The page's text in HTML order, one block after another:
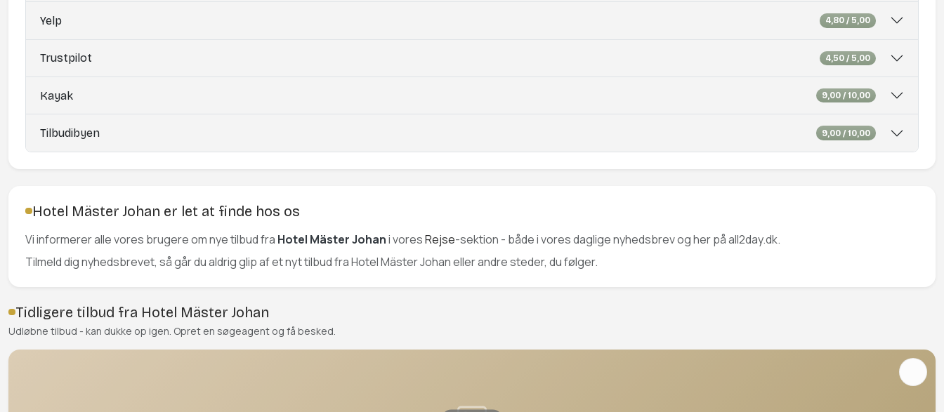
Yelp 4,80 / 5,00
Trustpilot 4,50 / 5,00
Kayak 9,00 / 10,00
Tilbudibyen 9,00 / 10,00
Hotel Mäster Johan er let at finde hos os
Vi informerer alle vores brugere om nye tilbud fra Hotel Mäster Johani voresRejse-sektion - både i vores daglige nyhedsbrev og her på all2day.dk.
Tilmeld dig nyhedsbrevet, så går du aldrig glip af et nyt tilbud fra Hotel Mäster Johan eller andre steder, du følger.
Tidligere tilbud fra Hotel Mäster Johan
Udløbne tilbud - kan dukke op igen. Opret en søgeagent og få besked.